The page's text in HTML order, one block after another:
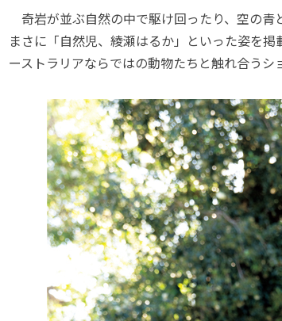
奇岩が並ぶ自然の中で駆け回ったり、空の青
まさに「自然児、綾瀬はるか」といった姿を
ーストラリアならではの動物たちと触れ合うシ